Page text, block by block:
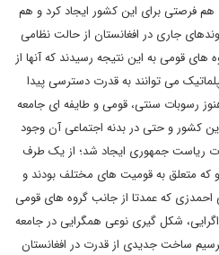
فرصتی برای این کشور ایجاد کرد و هم
جاری در افغانستان از حالت نظامی
های قومی به این نتیجه رسیدند که آنها از
می توانند به قدرت دسترسی پیدا
رسوبات سنتی، قومی و طایفه ای جامعه
کشور و حتی در بدنه اجتماعی آن وجود
ریاست جمهوری ایجاد شد؛ از یک طرف
که متعلق به قومیت های مختلف بودند و
که عمدتا از جانب گروه های قومی
شکل گیری نوعی همگرایی در جامعه
ساخت جدیدی از قدرت در افغانستان